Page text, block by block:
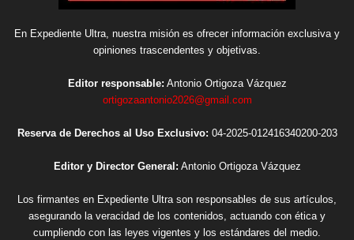
En Expediente Ultra, nuestra misión es ofrecer información exclusiva y
opiniones trascendentes y objetivas.
Editor responsable: Antonio Ortigoza Vázquez
ortigozaantonio2026@gmail.com
Reserva de Derechos al Uso Exclusivo: 04-2025-012416340200-203
Editor y Director General: Antonio Ortigoza Vázquez
Los firmantes en Expediente Ultra son responsables de sus artículos,
asegurando la veracidad de los contenidos, actuando con ética y
cumpliendo con las leyes vigentes y los estándares del medio.